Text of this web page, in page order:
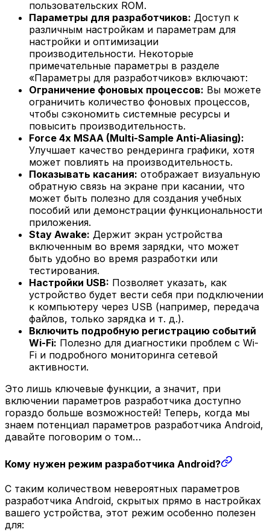
пользовательских ROM.
Параметры для разработчиков: Доступ к
различным настройкам и параметрам для
настройки и оптимизации
производительности. Некоторые
примечательные параметры в разделе
«Параметры для разработчиков» включают:
Ограничение фоновых процессов: Вы можете
ограничить количество фоновых процессов,
чтобы сэкономить системные ресурсы и
повысить производительность.
Force 4x MSAA (Multi-Sample Anti-Aliasing):
Улучшает качество рендеринга графики, хотя
может повлиять на производительность.
Показывать касания: отображает визуальную
обратную связь на экране при касании, что
может быть полезно для создания учебных
пособий или демонстрации функциональности
приложения.
Stay Awake: Держит экран устройства
включенным во время зарядки, что может
быть удобно во время разработки или
тестирования.
Настройки USB: Позволяет указать, как
устройство будет вести себя при подключении
к компьютеру через USB (например, передача
файлов, только зарядка и т. д.).
Включить подробную регистрацию событий
Wi-Fi: Полезно для диагностики проблем с Wi-
Fi и подробного мониторинга сетевой
активности.
Это лишь ключевые функции, а значит, при
включении параметров разработчика доступно
гораздо больше возможностей! Теперь, когда мы
знаем потенциал параметров разработчика Android,
давайте поговорим о том…
Кому нужен режим разработчика Android?
С таким количеством невероятных параметров
разработчика Android, скрытых прямо в настройках
вашего устройства, этот режим особенно полезен
для: